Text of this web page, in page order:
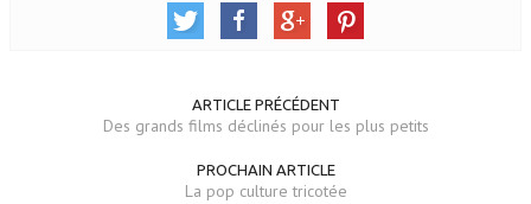
ARTICLE PRÉCÉDENT
Des grands films déclinés pour les plus petits
PROCHAIN ARTICLE
La pop culture tricotée